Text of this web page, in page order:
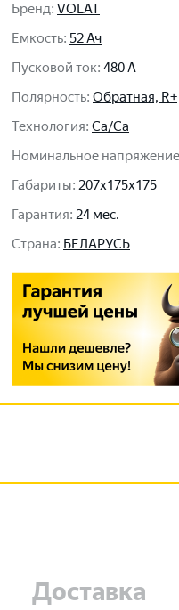
Бренд: VOLAT
Емкость: 52 Ач
Пусковой ток: 480 A
Полярность: Обратная, R+
Технология: Ca/Ca
Номинальное напряжение
Габариты: 207x175x175
Гарантия: 24 мес.
Cтрана: БЕЛАРУСЬ
Доставка